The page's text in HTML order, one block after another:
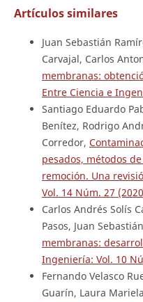
Artículos similares
Juan Sebastián
Carvajal, Carlos
membranas:
Entre Ciencia e
Santiago Eduardo
Benítez, Rodrigo
Corredor,
pesados, métodos
remoción. Una
Vol. 14 Núm. 27
Carlos Andrés Solís
Pasos, Juan
membranas:
Ingeniería: Vol. 10
Fernando Velasco
Guarín, Laura